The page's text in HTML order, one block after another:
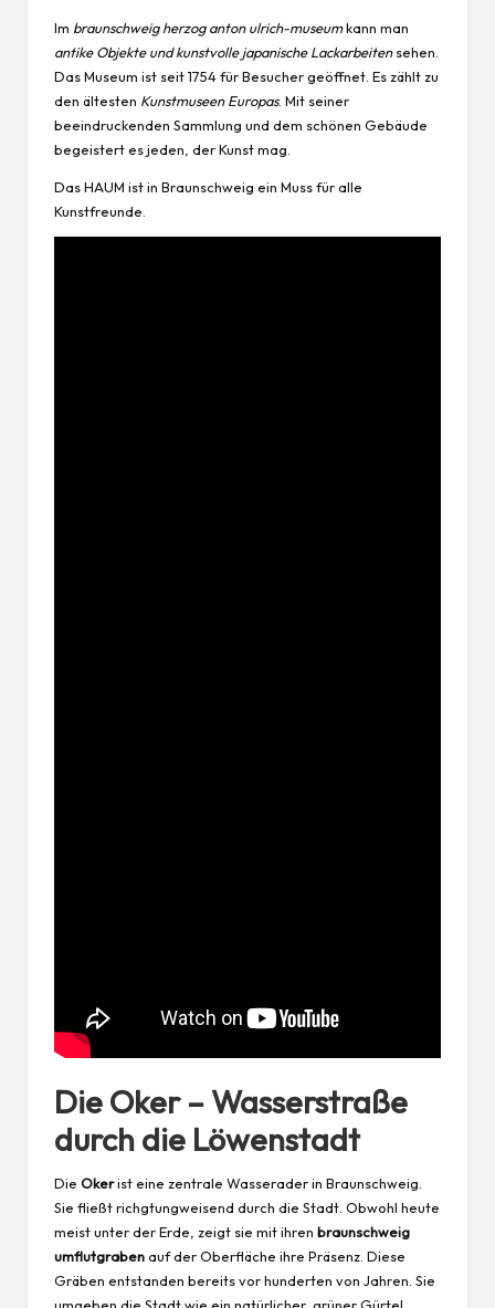
Im braunschweig herzog anton ulrich-museumkann man
antike Objekte und kunstvolle japanische Lackarbeitensehen.
Das Museum ist seit 1754 für Besucher geöffnet. Es zählt zu
den ältesten Kunstmuseen Europas. Mit seiner
beeindruckenden Sammlung und dem schönen Gebäude
begeistert esjeden, der Kunst mag.
Das HAUM ist in Braunschweig ein Muss für alle
Kunstfreunde.
Die Oker – Wasserstraße
durch die Löwenstadt
Die Okerist eine zentrale Wasserader in Braunschweig.
Sie fließt richgtungweisend durch die Stadt. Obwohl heute
meist unter der Erde, zeigt sie mit ihren braunschweig
umflutgrabenauf der Oberfläche ihre Präsenz. Diese
Gräben entstanden bereits vor hunderten von Jahren. Sie